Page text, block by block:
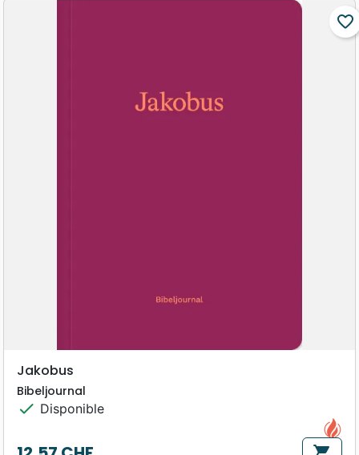
favorite_border
Jakobus
Bibeljournal
check Disponible